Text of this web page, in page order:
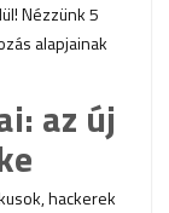
Nézzünk 5
alapjainak
az új
hackerek